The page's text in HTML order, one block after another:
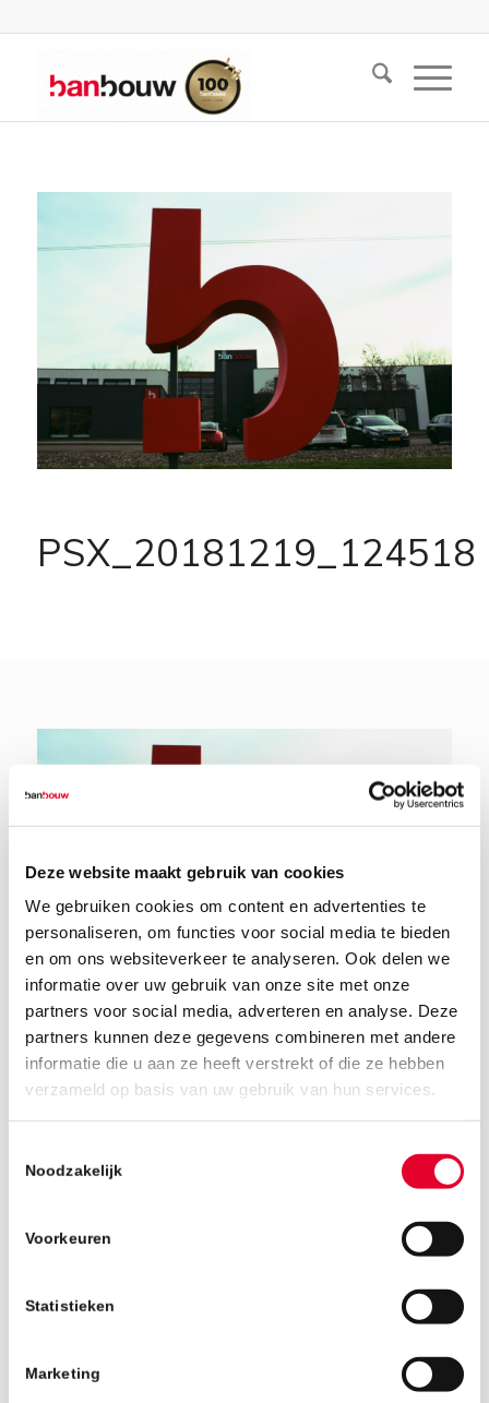
Deze website maakt gebruik van cookies
We gebruiken cookies om content en advertenties te
personaliseren, om functies voor social media te bieden
en om ons websiteverkeer te analyseren. Ook delen we
informatie over uw gebruik van onze site met onze
partners voor social media, adverteren en analyse. Deze
partners kunnen deze gegevens combineren met andere
informatie die u aan ze heeft verstrekt of die ze hebben
verzameld op basis van uw gebruik van hun services.
Noodzakelijk
Voorkeuren
Statistieken
Marketing
PSX_20181219_124518
19 december 2018